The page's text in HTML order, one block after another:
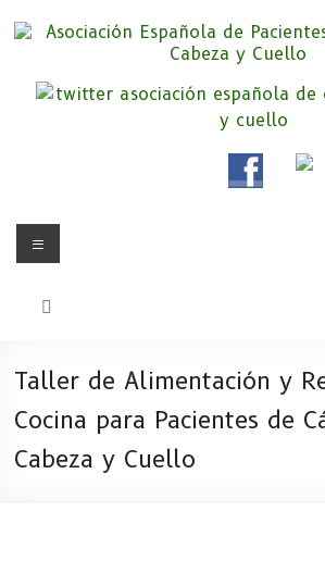
Asociación
Pacientes de Cáncer
Cuello
Somos la Asociación Española de Pacientes
cuello «APC», una asociación sin animo de
Menú
Taller de Alimentación y
Cocina para Pacientes de
Cabeza y Cuello